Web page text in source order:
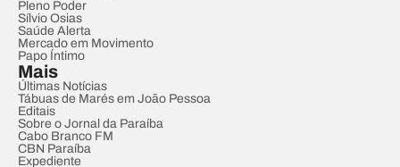
Pleno Poder
Sílvio Osias
Saúde Alerta
Mercado em Movimento
Papo Íntimo
Mais
Últimas Notícias
Tábuas de Marés em João Pessoa
Editais
Sobre o Jornal da Paraíba
Cabo Branco FM
CBN Paraíba
Expediente